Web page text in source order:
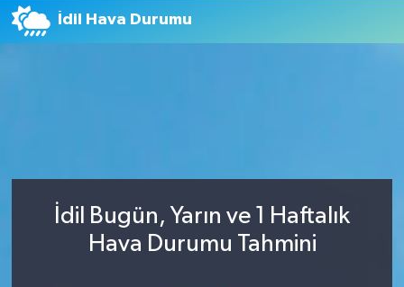
İdil Hava Durumu
İdil Bugün, Yarın ve 1 Haftalık
Hava Durumu Tahmini
Spor
Siyaset
Ekonomi
Adana Namaz Vakitleri
Son Dakika Haberleri
Haber Arşivi